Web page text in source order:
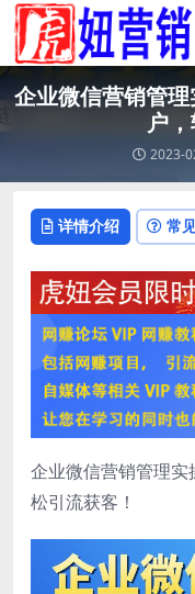
企业微信营销管
户
2023-
详情介绍 常
企业微信营销管理
松引流获客！